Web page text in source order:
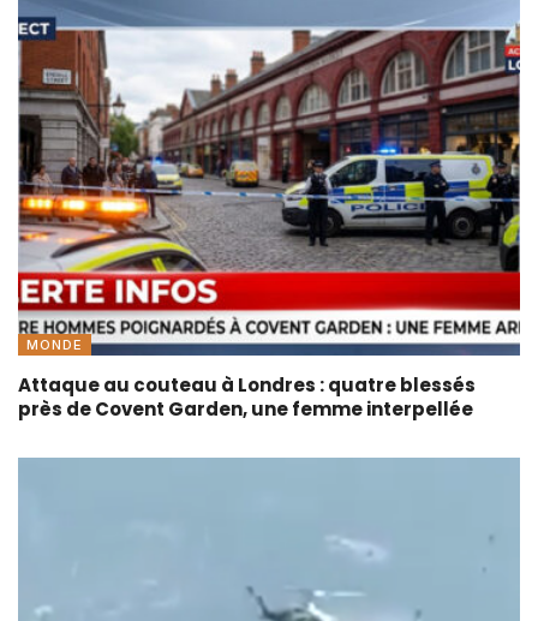
MONDE
Attaque au couteau à Londres : quatre blessés
près de Covent Garden, une femme interpellée